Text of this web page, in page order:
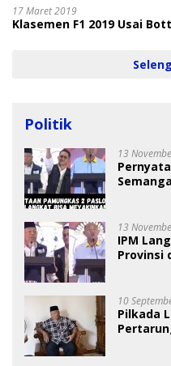
17 Maret 2019
Klasemen F1 2019 Usai
Politik
13
13
IPM
Provinsi
10
Pilkada